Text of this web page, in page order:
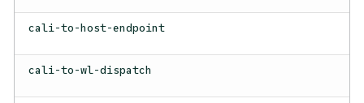
cali-to-host-endpoint
cali-to-wl-dispatch